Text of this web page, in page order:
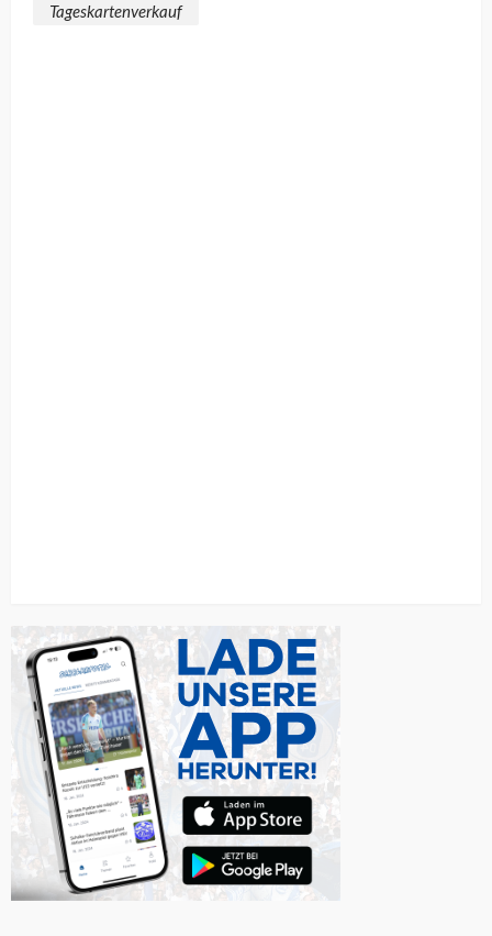
Tageskartenverkauf